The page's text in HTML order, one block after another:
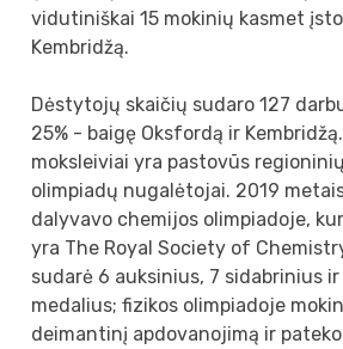
vidutiniškai 15 mokinių kasmet
Kembridžą.
Dėstytojų skaičių sudaro 127
25% - baigę Oksfordą ir
moksleiviai yra pastovūs
olimpiadų nugalėtojai. 2019
dalyvavo chemijos olimpiadoje,
yra The Royal Society of
sudarė 6 auksinius, 7 sidabrinius
medalius; fizikos olimpiadoje
deimantinį apdovanojimą ir